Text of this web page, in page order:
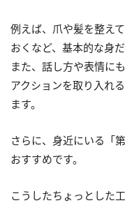
例えば、爪や髪を整え
おくなど、基本的な身
また、話し方や表情に
アクションを取り入れ
ます。
さらに、身近にいる「
おすすめです。
こうしたちょっとした